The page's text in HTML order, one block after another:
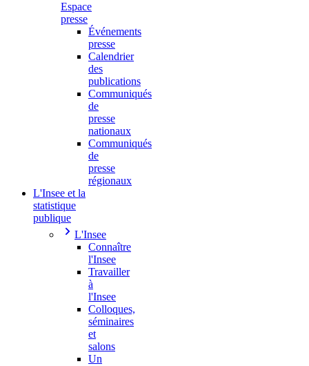
Espace
presse
Événements
presse
Calendrier
des
publications
Communiqués
de
presse
nationaux
Communiqués
de
presse
régionaux
L'Insee et la
statistique
publique
L'Insee
Connaître
l'Insee
Travailler
à
l'Insee
Colloques,
séminaires
et
salons
Un